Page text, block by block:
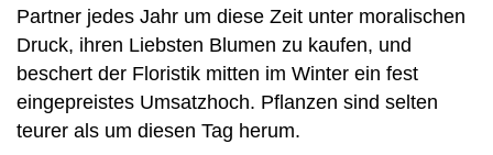
Partner jedes Jahr um diese Zeit unter moralischen
Druck, ihren Liebsten Blumen zu kaufen, und
beschert der Floristik mitten im Winter ein fest
eingepreistes Umsatzhoch. Pflanzen sind selten
teurer als um diesen Tag herum.